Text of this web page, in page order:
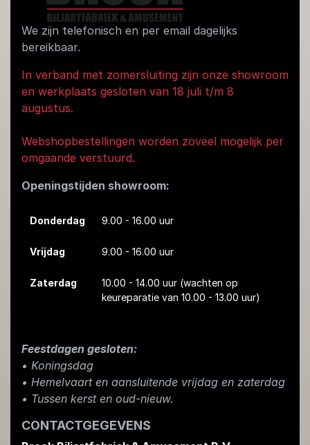
We zijn telefonisch en per email dagelijks
bereikbaar.
In verband met zomersluiting zijn onze showroom
en werkplaats gesloten van 18 juli t/m 8
augustus.
Webshopbestellingen worden zoveel mogelijk per
omgaande verstuurd.
Openingstijden showroom:
Donderdag 9.00 - 16.00 uur
Vrijdag 9.00 - 16.00 uur
Zaterdag 10.00 - 14.00 uur (wachten op
keureparatie van 10.00 - 13.00 uur)
Feestdagen gesloten:
• Koningsdag
​• Hemelvaart en aansluitende vrijdag en zaterdag
• Tussen kerst en oud-nieuw.
CONTACTGEGEVENS